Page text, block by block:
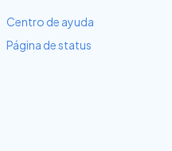
Centro de ayuda
Página de status